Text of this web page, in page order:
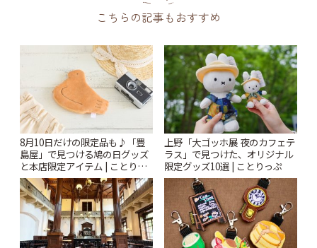
こちらの記事もおすすめ
8月10日だけの限定品も♪「豊
島屋」で見つける鳩の日グッズ
と本店限定アイテム | ことりっ
ぷ
上野「大ゴッホ展 夜のカフェテ
ラス」で見つけた、オリジナル
限定グッズ10選 | ことりっぷ